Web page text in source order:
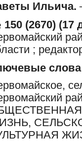
Ильича.
(2670) (17
;
слова